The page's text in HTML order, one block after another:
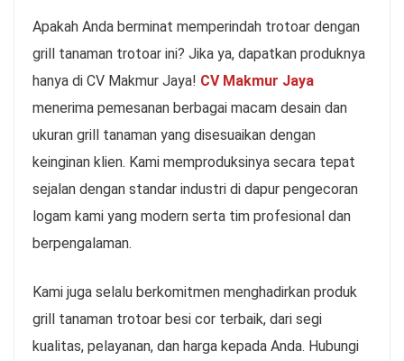
Apakah Anda berminat memperindah trotoar dengan
grill tanaman trotoar ini? Jika ya, dapatkan produknya
hanya di CV Makmur Jaya! CV Makmur Jaya
menerima pemesanan berbagai macam desain dan
ukuran grill tanaman yang disesuaikan dengan
keinginan klien. Kami memproduksinya secara tepat
sejalan dengan standar industri di dapur pengecoran
logam kami yang modern serta tim profesional dan
berpengalaman.
Kami juga selalu berkomitmen menghadirkan produk
grill tanaman trotoar besi cor terbaik, dari segi
kualitas, pelayanan, dan harga kepada Anda. Hubungi